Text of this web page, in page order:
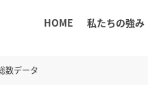
HOME 私たちの強み
数データ